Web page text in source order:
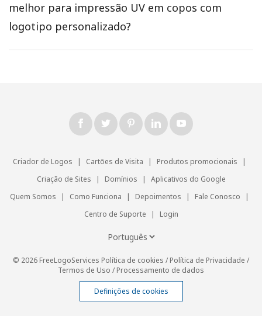
melhor para impressão UV em copos com
logotipo personalizado?
Criador de Logos | Cartões de Visita | Produtos promocionais
|
Criação de Sites
| Domínios |
Aplicativos do Google
Quem Somos
| Como Funciona | Depoimentos | Fale Conosco
|
Centro de Suporte
| Login
© 2026 FreeLogoServices Política de cookies /Política de Privacidade /
Termos de Uso /Processamento de dados
Definições de cookies